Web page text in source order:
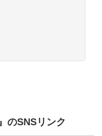
のSNSリンク